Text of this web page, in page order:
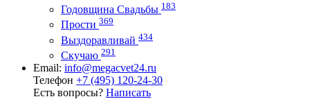
Годовщина Свадьбы 183
Прости 369
Выздоравливай 434
Скучаю 291
Email: info@megacvet24.ru
Телефон +7 (495) 120-24-30
Есть вопросы? Написать